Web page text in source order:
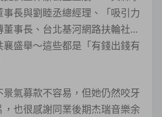
長與劉睦丞總經理、「吸引力
董事長、台北基河網路扶輪社…
盛舉～這些都是「有錢出錢有
氣募款不容易，但她仍然咬牙
也很感謝同業後期杰瑞音樂余